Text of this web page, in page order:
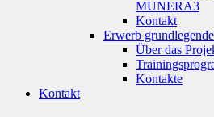
MUNERA3
Kontakt
Erwerb
Über das
Kontakte
Kontakt